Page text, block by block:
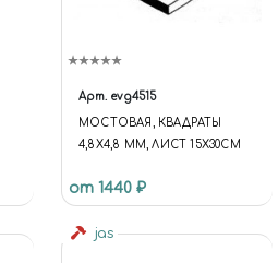
Арт. evg4515
МОСТОВАЯ, КВАДРАТЫ
4,8Х4,8 ММ, ЛИСТ 15Х30СМ
от 1440 ₽
jas